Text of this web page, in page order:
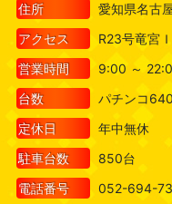
住所
愛知県名古
アクセス
R23号竜宮
営業時間
9:00 ～
台数
パチンコ
定休日
年中無休
駐車台数
850台
電話番号
052-694-